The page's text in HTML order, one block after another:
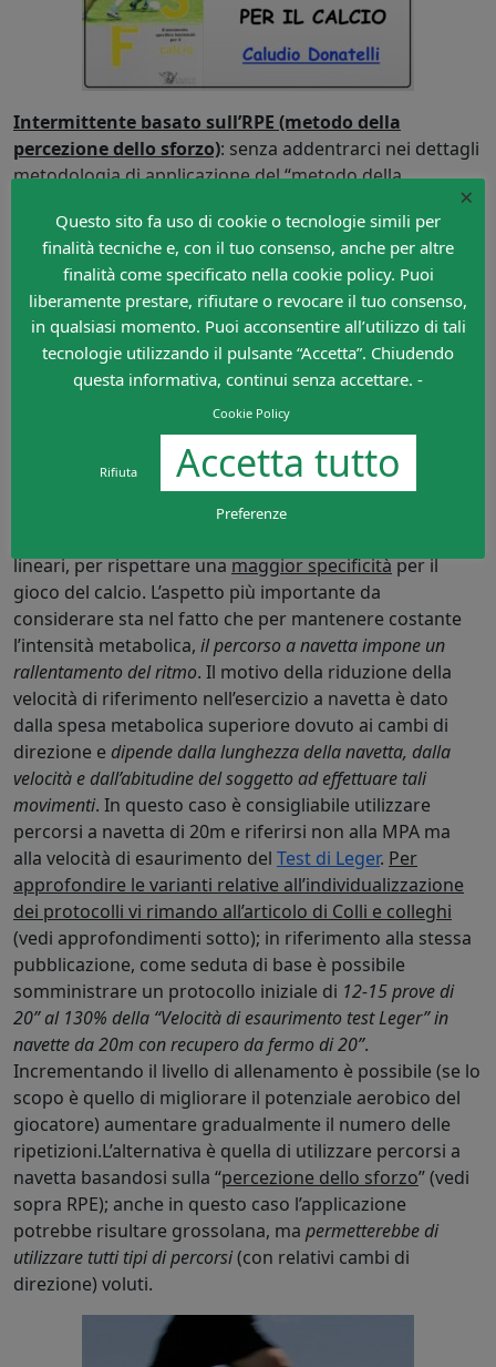
Intermittente basato sull’RPE (metodo della
percezione dello sforzo): senza addentrarci nei dettagli
metodologia di applicazione del “metodo della
per
una breve descrizione) è possibile partire dal
presupposto che il ritmo alla MPA si colloca all’intensità
17-18, mentre il120% della MPA a circa 19-20. L’RPE (che
è un’applicazione particolarmente grossolana) è
consigliabile per quei gruppi che non hanno a disposizione
mezzi e strutture in grado di effettuare test e misurazioni
idonee all’allenamento intermittente (soprattutto nei
settori giovanili). Richiede ovviamente un periodo di
adeguamento che comunque può tornare utile in altri
mezzi di allenamento come il40”-80”.
Intermittente a navetta:un’altra variante interessante
lineari, per rispettare unamaggior specificitàper il
gioco del calcio. L’aspetto più importante da
considerare sta nel fatto che per mantenere costante
l’intensità metabolica, il percorso a navetta impone un
rallentamento del ritmo. Il motivo della riduzione della
velocità di riferimento nell’esercizio a navetta è dato
dalla spesa metabolica superiore dovuto ai cambi di
direzione e dipende dalla lunghezza della navetta, dalla
velocità e dall’abitudine del soggetto ad effettuare tali
movimenti. In questo caso è consigliabile utilizzare
percorsi a navetta di 20m e riferirsi non alla MPA ma
alla velocità di esaurimento del Test di Leger. Per
approfondire le varianti relative all’individualizzazione
dei protocolli vi rimando all’articolo di Colli e colleghi
(vedi approfondimenti sotto); in riferimento alla stessa
pubblicazione, come seduta di base è possibile
somministrare un protocollo iniziale di 12-15 prove di
20” al 130% della “Velocità di esaurimento test Leger” in
navette da 20m con recupero da fermo di 20”.
Incrementando il livello di allenamento è possibile (se lo
scopo è quello di migliorare il potenziale aerobico del
giocatore) aumentare gradualmente il numero delle
ripetizioni.L’alternativa è quella di utilizzare percorsi a
navetta basandosi sulla “percezione dello sforzo” (vedi
sopra RPE); anche in questo caso l’applicazione
potrebbe risultare grossolana, ma permetterebbe di
utilizzare tutti tipi di percorsi(con relativi cambi di
direzione) voluti.
×
Questo sito fa uso di cookie o tecnologie simili per
finalità tecniche e, con il tuo consenso, anche per altre
finalità come specificato nella cookie policy. Puoi
liberamente prestare, rifiutare o revocare il tuo consenso,
in qualsiasi momento. Puoi acconsentire all’utilizzo di tali
tecnologie utilizzando il pulsante “Accetta”. Chiudendo
questa informativa, continui senza accettare. -
Cookie Policy
Rifiuta Accetta tutto
Preferenze